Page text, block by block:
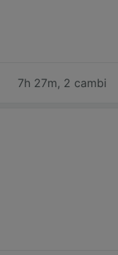
7h 27m, 2 cambi